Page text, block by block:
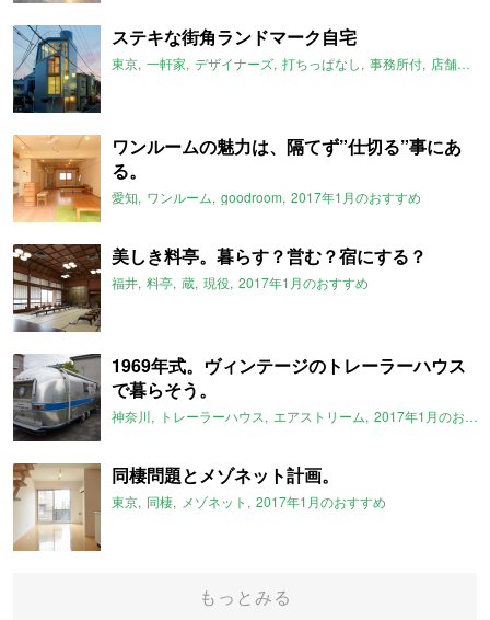
ステキな街角ランドマーク自宅
東京 一軒家 デザイナーズ 打ちっぱなし 事務所付 店舗付
ワンルームの魅力は、隔てず”仕切る”事にあ
る。
愛知 ワンルーム goodroom 2017年1月のおすすめ
美しき料亭。暮らす？営む？宿にする？
福井 料亭 蔵 現役 2017年1月のおすすめ
1969年式。ヴィンテージのトレーラーハウス
で暮らそう。
神奈川 トレーラーハウス エアストリーム 2017年1月のおすすめ
同棲問題とメゾネット計画。
東京 同棲 メゾネット 2017年1月のおすすめ
もっとみる